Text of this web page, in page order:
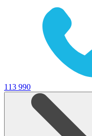
113 990